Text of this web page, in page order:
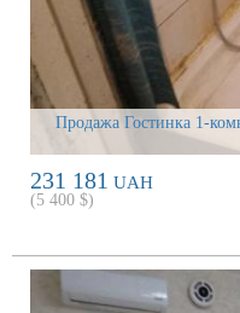
Продажа Гостинка 1-
231 181 UAH
(5 400 $)